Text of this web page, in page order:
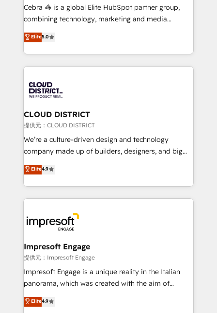
boost with a new HubSpot site Recognized leaders:
🏆 HubSpot Platform Migration Impact Award 🏆
Inbound Campaign of the Year 🏆 Gold AVA Digital
Award for Best Website 🌟 Accreditations: CRM
Cebra 🦓 is a global Elite HubSpot partner group,
combining technology, marketing and media
expertise across Latin America and Southern
Europe, with teams across 7 countries. Born in Chile,
we combine local insight with international reach to
help businesses grow through technology, creativity,
500+ HubSpot implementations, building end-to-
end solutions that integrate CRM, AI automation,
inbound and loop marketing, content, and digital
creativity. Our multicultural team works in Spanish,
Portuguese, and English to design scalable strategies
that drive measurable growth. 🌎 Highlights: • 10+
Platform Migration Excellence. • Top 3 Partner of the
Year LATAM 2022, 2023, 2024, 2025. • Partner of the
business with HubSpot? Let Cebra’s experts help
you grow faster, smarter, and with impact.
Elite5.0
CLOUD DISTRICT
提供元：CLOUD DISTRICT
We’re a culture-driven design and technology
company made up of builders, designers, and big
thinkers. We blend strategy, design, and
development—always fueled by curiosity—to turn
ideas, opportunities, and challenges into meaningful
experiences. To us, technology is more than just
and—most importantly—simple. That’s why we lean
into bold ideas and shape them into thoughtful
products and strategies that actually make a
difference.
Elite4.9
Impresoft Engage
提供元：Impresoft Engage
Impresoft Engage is a unique reality in the Italian
panorama, which was created with the aim of
putting Customer Experience at the center by
creating digital environments capable of integrating
Elite4.9